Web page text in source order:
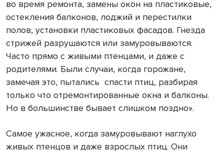
во время ремонта, замены окон на пластиковые,
остекления балконов, лоджий и перестилки
полов, установки пластиковых фасадов. Гнезда
стрижей разрушаются или замуровываются.
Часто прямо с живыми птенцами, и даже с
родителями. Были случаи, когда горожане,
замечая это, пытались спасти птиц, разбирая
только что отремонтированные окна и балконы.
Но в большинстве бывает слишком поздно».
Самое ужасное, когда замуровывают наглухо
живых птенцов и даже взрослых птиц. Они